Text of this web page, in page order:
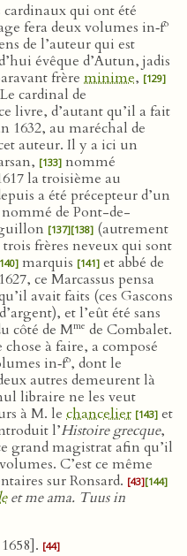
qui ont été
fera deux volumes in‑fo
de l’auteur qui est
évêque d’Autun, jadis
frère minime, [129]
Le cardinal de
livre, d’autant qu’il a fait
1632, au maréchal de
auteur. Il y a ici un
[133] nommé
la troisième au
a été précepteur d’un
de Pont-de-
[137][138] (autrement
frères neveux qui sont
marquis [141] et abbé de
ce Marcassus pensa
avait faits (ces Gascons
et l’eût été sans
côté de Mme de Combalet.
à faire, a composé
in‑fo, dont le
autres demeurent là
libraire ne les veut
à M. le chancelier [143] et
l’Histoire grecque,
grand magistrat afin qu’il
C’est ce même
sur Ronsard. [43][144]
et me ama. Tuus in
[44]